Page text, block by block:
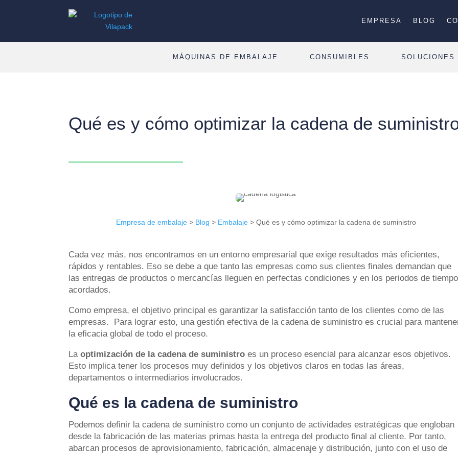
EMPRESA BLOG
MÁQUINAS DE EMBALAJE CONSUMIBLES SOLUCIONES
Qué es y cómo optimizar la cadena de
Empresa de embalaje> Blog > Embalaje> Qué es y cómo optimizar la cadena de suministro
Cada vez más, nos encontramos en un entorno empresarial que exige resultados más eficientes,
rápidos y rentables. Eso se debe a que tanto las empresas como sus clientes finales demandan que
las entregas de productos o mercancías lleguen en perfectas condiciones y en los periodos de tiempo
acordados.
Como empresa, el objetivo principal es garantizar la satisfacción tanto de los clientes como de las
empresas. Para lograr esto, una gestión efectiva de la cadena de suministro es crucial para
la eficacia global de todo el proceso.
Laoptimización de la cadena de suministro es un proceso esencial para alcanzar esos objetivos.
Esto implica tener los procesos muy definidos y los objetivos claros en todas las áreas,
departamentos o intermediarios involucrados.
Qué es la cadena de suministro
Podemos definir la cadena de suministro como un conjunto de actividades estratégicas que engloban
desde la fabricación de las materias primas hasta la entrega del producto final al cliente. Por tanto,
abarcan procesos de aprovisionamiento, fabricación, almacenaje y distribución, junto con el uso de